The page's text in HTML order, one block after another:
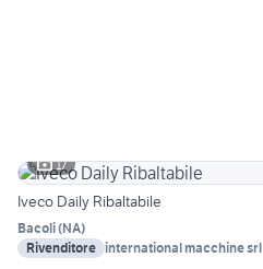
17
Iveco Daily Ribaltabile
Bacoli(NA)
Rivenditore international macchine srl